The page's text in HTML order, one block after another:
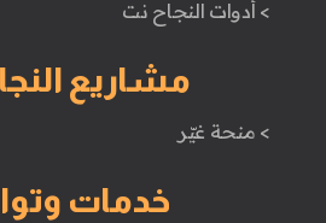
> أدوات النجاح نت
مشاريع
> منحة غيّر
خدمات